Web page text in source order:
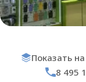
Показать
8 495